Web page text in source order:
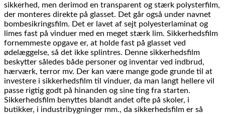
sikkerhed, men derimod en transparent og stærk polysterfilm,
der monteres direkte på glasset. Det går også under navnet
bombesikringsfilm. Det er lavet af sejt polyesterlaminat og
limes fast på vinduer med en meget stærk lim. Sikkerhedsfilm
fornemmeste opgave er, at holde fast på glasset ved
ødelæggelse, så det ikke splintres. Denne sikkerhedsfilm
beskytter således både personer og inventar ved indbrud,
hærværk, terror mv. Der kan være mange gode grunde til at
investere i sikkerhedsfilm til vinduer, da man langt hellere vil
passe rigtig godt på hinanden og sine ting fra starten.
Sikkerhedsfilm benyttes blandt andet ofte på skoler, i
butikker, i industribygninger mm., da sikkerhedsfilm er så